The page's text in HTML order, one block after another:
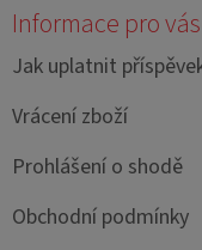
Informace pro vás
Jak uplatnit
Vrácení zboží
Prohlášení o shodě
Obchodní podmínky